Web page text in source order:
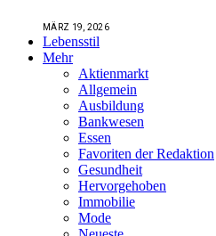
MÄRZ 19, 2026
Lebensstil
Mehr
Aktienmarkt
Allgemein
Ausbildung
Bankwesen
Essen
Favoriten der Redaktion
Gesundheit
Hervorgehoben
Immobilie
Mode